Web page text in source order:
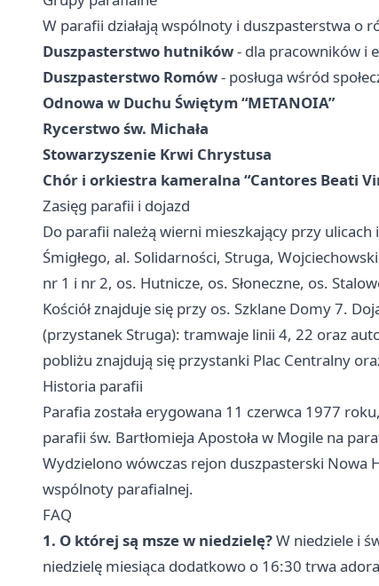
W parafii działają wspólnoty i duszpasterstwa o
Duszpasterstwo hutników- dla pracowników i
Duszpasterstwo Romów- posługa wśród
Odnowa w Duchu Świętym “METANOIA”
Rycerstwo św. Michała
Stowarzyszenie Krwi Chrystusa
Chór i orkiestra kameralna “Cantores Beati
Zasięg parafii i dojazd
Do parafii należą wierni mieszkający przy
Śmigłego, al. Solidarności, Struga,
nr 1 i nr 2, os. Hutnicze, os. Słoneczne, os.
Kościół znajduje się przy os. Szklane Domy 7.
(przystanek Struga): tramwaje linii 4, 22 oraz
pobliżu znajdują się przystanki Plac Centralny
Historia parafii
Parafia została erygowana 11 czerwca 1977
parafii św. Bartłomieja Apostoła w Mogile na
Wydzielono wówczas rejon duszpasterski Nowa
wspólnoty parafialnej.
FAQ
1. O której są msze w niedzielę?W niedziele i
niedzielę miesiąca dodatkowo o 16:30 trwa